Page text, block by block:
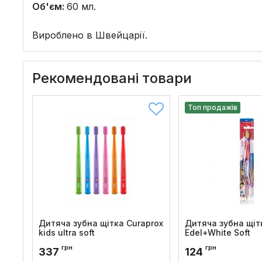
Об'єм: 60 мл.
Вироблено в Швейцарії.
Рекомендовані товари
Дитяча зубна щітка Curaprox
kids ultra soft
337 грн
Топ продажів
Дитяча зубна
Edel+White Soft
124 грн